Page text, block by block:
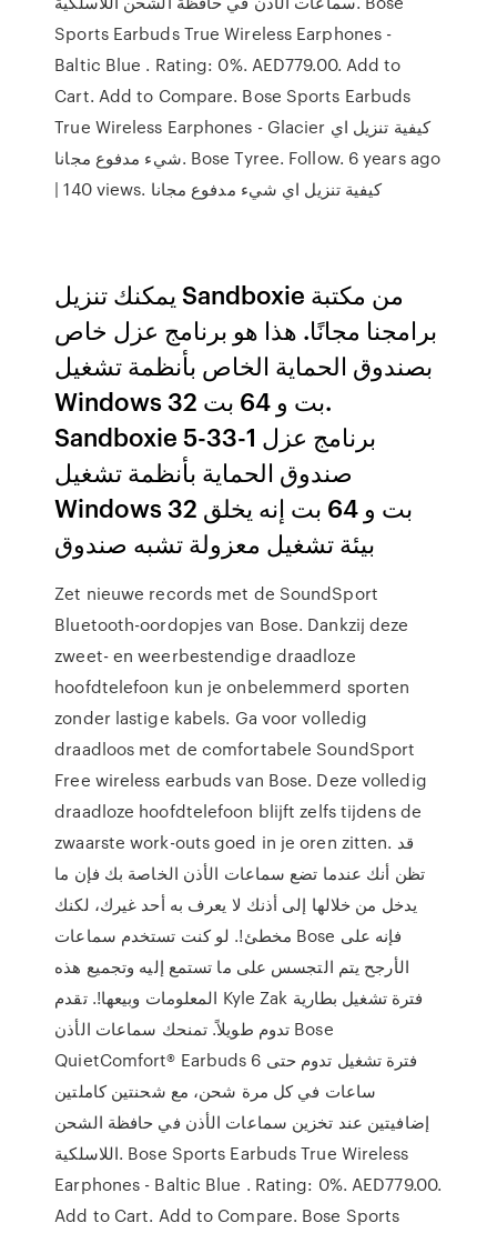
Sports Earbuds True Wireless Earphones -
Baltic Blue . Rating: 0%. AED779.00. Add to
Cart. Add to Compare. Bose Sports Earbuds
True Wireless Earphones - Glacier كيفية تنزيل اي
شيء مدفوع مجانا. Bose Tyree. Follow. 6 years ago
| 140 views. كيفية تنزيل اي شيء مدفوع مجانا
يمكنك تنزيل Sandboxie من مكتبة
برامجنا مجانًا. هذا هو برنامج عزل خاص
بصندوق الحماية الخاص بأنظمة تشغيل
Windows 32 بت و 64 بت.
Sandboxie 5-33-1 برنامج عزل
صندوق الحماية بأنظمة تشغيل
Windows 32 بت و 64 بت إنه يخلق
بيئة تشغيل معزولة تشبه صندوق
Zet nieuwe records met de SoundSport
Bluetooth-oordopjes van Bose. Dankzij deze
zweet- en weerbestendige draadloze
hoofdtelefoon kun je onbelemmerd sporten
zonder lastige kabels. Ga voor volledig
draadloos met de comfortabele SoundSport
Free wireless earbuds van Bose. Deze volledig
draadloze hoofdtelefoon blijft zelfs tijdens de
zwaarste work-outs goed in je oren zitten. قد
تظن أنك عندما تضع سماعات الأذن الخاصة بك فإن ما
يدخل من خلالها إلى أذنك لا يعرف به أحد غيرك، لكنك
مخطئ!. لو كنت تستخدم سماعات Bose فإنه على
الأرجح يتم التجسس على ما تستمع إليه وتجميع هذه
المعلومات وبيعها!. تقدم Kyle Zak فترة تشغيل بطارية
تدوم طويلاً. تمنحك سماعات الأذن Bose
QuietComfort® Earbuds فترة تشغيل تدوم حتى 6
ساعات في كل مرة شحن، مع شحنتين كاملتين
إضافيتين عند تخزين سماعات الأذن في حافظة الشحن
اللاسلكية. Bose Sports Earbuds True Wireless
Earphones - Baltic Blue . Rating: 0%. AED779.00.
Add to Cart. Add to Compare. Bose Sports